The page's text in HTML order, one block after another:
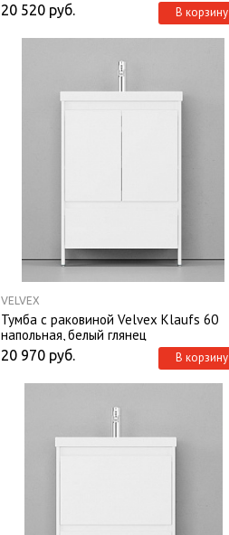
20 520 руб. В корзину
VELVEX
Тумба с раковиной Velvex Klaufs 60
напольная, белый глянец
20 970 руб. В корзину